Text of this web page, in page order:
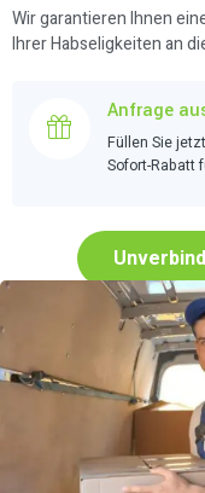
Wir garantieren Ihnen
Ihrer Habseligkeiten an
Anfrage
Füllen Sie
Sofort-Rabatt